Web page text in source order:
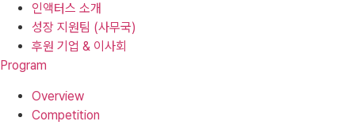
인액터스 소개
성장 지원팀 (사무국)
후원 기업 & 이사회
Program
Overview
Competition